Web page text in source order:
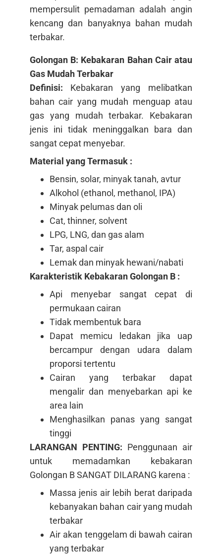
mempersulit pemadaman adalah angin
kencang dan banyaknya bahan mudah
terbakar.
Golongan B: Kebakaran Bahan Cair atau
Gas Mudah Terbakar
Definisi: Kebakaran yang melibatkan
bahan cair yang mudah menguap atau
gas yang mudah terbakar. Kebakaran
jenis ini tidak meninggalkan bara dan
sangat cepat menyebar.
Material yang Termasuk :
Bensin, solar, minyak tanah, avtur
Alkohol (ethanol, methanol, IPA)
Minyak pelumas dan oli
Cat, thinner, solvent
LPG, LNG, dan gas alam
Tar, aspal cair
Lemak dan minyak hewani/nabati
Karakteristik Kebakaran Golongan B :
Api menyebar sangat cepat di
permukaan cairan
Tidak membentuk bara
Dapat memicu ledakan jika uap
bercampur dengan udara dalam
proporsi tertentu
Cairan yang terbakar dapat
mengalir dan menyebarkan api ke
area lain
Menghasilkan panas yang sangat
tinggi
LARANGAN PENTING: Penggunaan air
untuk memadamkan kebakaran
Golongan B SANGAT DILARANG karena :
Massa jenis air lebih berat daripada
kebanyakan bahan cair yang mudah
terbakar
Air akan tenggelam di bawah cairan
yang terbakar